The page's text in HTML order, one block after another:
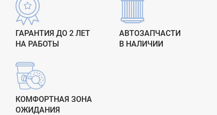
ГАРАНТИЯ ДО 2 ЛЕТ
НА РАБОТЫ
АВТОЗАПЧАСТИ
В НАЛИЧИИ
КОМФОРТНАЯ ЗОНА
ОЖИДАНИЯ